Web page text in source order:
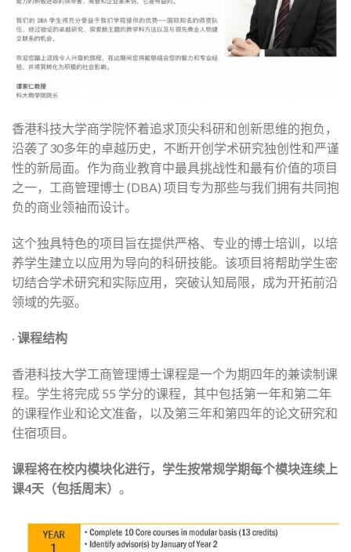
香港科技大学商学院怀着追求顶尖科研和创新思维的抱负，
沿袭了30多年的卓越历史，不断开创学术研究独创性和严谨
性的新局面。作为商业教育中最具挑战性和最有价值的项目
之一，工商管理博士 (DBA) 项目专为那些与我们拥有共同抱
负的商业领袖而设计。
这个独具特色的项目旨在提供严格、专业的博士培训，以培
养学生建立以应用为导向的科研技能。该项目将帮助学生密
切结合学术研究和实际应用，突破认知局限，成为开拓前沿
领域的先驱。
·课程结构
香港科技大学工商管理博士课程是一个为期四年的兼读制课
程。学生将完成 55 学分的课程，其中包括第一年和第二年
的课程作业和论文准备，以及第三年和第四年的论文研究和
住宿项目。
课程将在校内模块化进行，学生按常规学期每个模块连续上
课4天（包括周末） 。